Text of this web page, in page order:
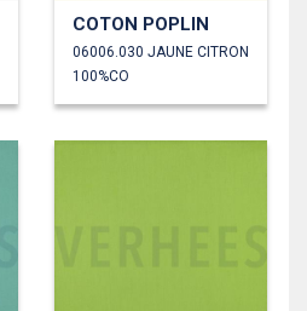
COTON POPLIN
06006.030 JAUNE CITRON
100%CO